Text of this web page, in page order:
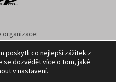
organizace:
Facebook Kontakt
poskytli co nejlepší zážitek z
se dozvědět více o tom, jaké
vnastavení.